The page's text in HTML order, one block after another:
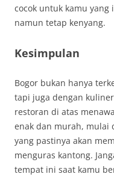
cocok untuk kamu
namun tetap kenyang.
Kesimpulan
Bogor bukan hanya
tapi juga dengan
restoran di atas
enak dan murah, mulai
yang pastinya akan
menguras kantong.
tempat ini saat kamu